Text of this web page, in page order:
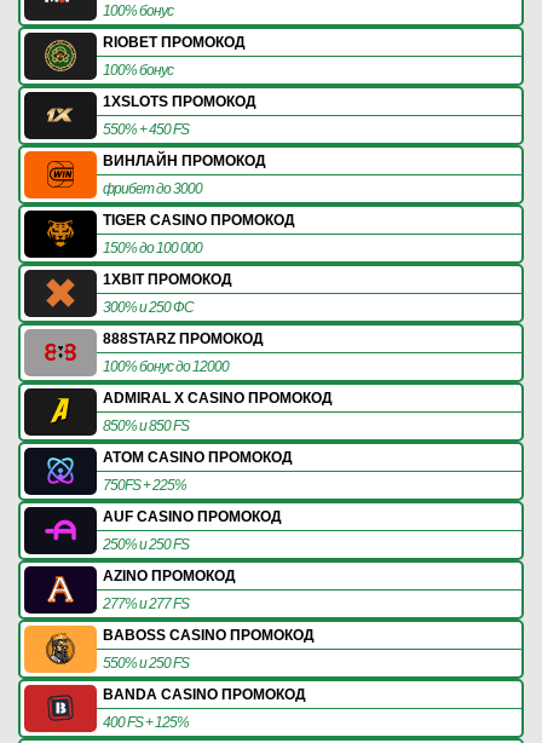
100% бонус
RIOBET ПРОМОКОД
100% бонус
1XSLOTS ПРОМОКОД
550% + 450 FS
ВИНЛАЙН ПРОМОКОД
фрибет до 3000
TIGER CASINO ПРОМОКОД
150% до 100 000
1XBIT ПРОМОКОД
300% и 250 ФС
888STARZ ПРОМОКОД
100% бонус до 12000
ADMIRAL X CASINO ПРОМОКОД
850% и 850 FS
ATOM CASINO ПРОМОКОД
750FS + 225%
AUF CASINO ПРОМОКОД
250% и 250 FS
AZINO ПРОМОКОД
277% и 277 FS
BABOSS CASINO ПРОМОКОД
550% и 250 FS
BANDA CASINO ПРОМОКОД
400 FS + 125%